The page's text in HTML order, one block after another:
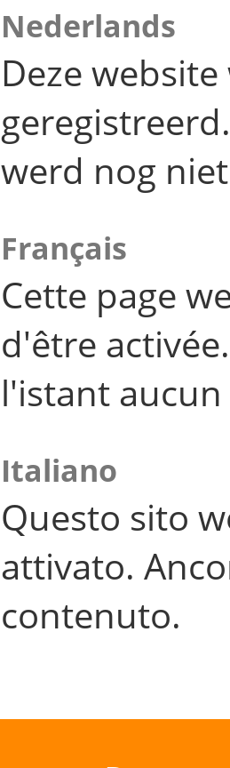
Nederlands
Deze
werd nog
Français
Cette page
d'être
l'istant
Italiano
Questo sito
attivato.
contenuto.